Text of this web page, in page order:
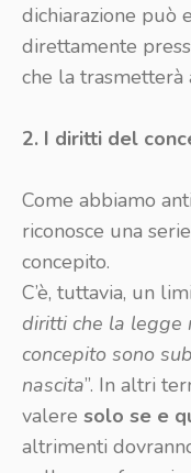
dichiarazione può
direttamente
che la trasmetterà
2. I diritti del
Come abbiamo
riconosce una
concepito.
C’è, tuttavia, un
diritti che la legge
concepito sono
nascita”. In altri
valere solo se e
altrimenti